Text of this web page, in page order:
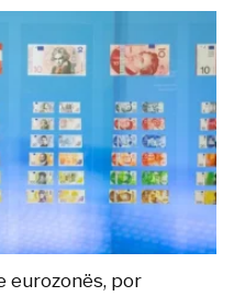
eurozonës, por